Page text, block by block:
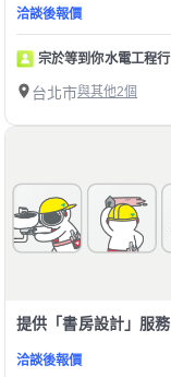
洽談後報價
宗於等到你水電工程行
台北市與其他2個
提供「書房設計」服務
洽談後報價